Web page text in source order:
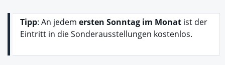
Tipp: An jedem ersten Sonntag im Monat ist der
Eintritt in die Sonderausstellungen kostenlos.